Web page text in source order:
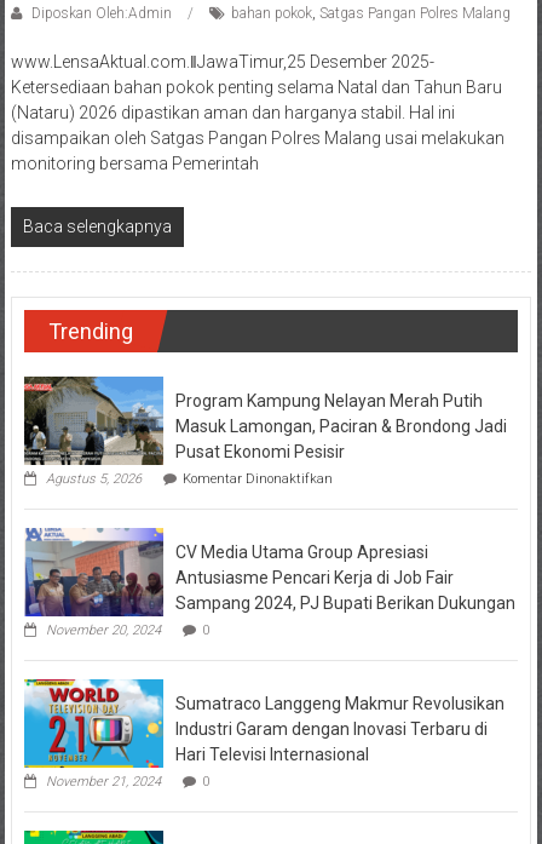
Diposkan Oleh:Admin bahan pokok, Satgas Pangan Polres Malang
www.LensaAktual.com.ǁJawaTimur,25 Desember 2025-
Ketersediaan bahan pokok penting selama Natal dan Tahun Baru
(Nataru) 2026 dipastikan aman dan harganya stabil. Hal ini
disampaikan oleh Satgas Pangan Polres Malang usai melakukan
monitoring bersama Pemerintah
Baca selengkapnya
Trending
Program Kampung Nelayan Merah Putih
Masuk Lamongan, Paciran & Brondong Jadi
Pusat Ekonomi Pesisir
Agustus 5, 2026 Komentar Dinonaktifkanpada
Kampung
Merah
Putih
Masuk
Lamongan,
Pusat
Ekonomi
Pesisir
CV Media Utama Group Apresiasi
Antusiasme Pencari Kerja di Job Fair
Sampang 2024, PJ Bupati Berikan Dukungan
November 20, 2024 0
Sumatraco Langgeng Makmur Revolusikan
Industri Garam dengan Inovasi Terbaru di
Hari Televisi Internasional
November 21, 2024 0